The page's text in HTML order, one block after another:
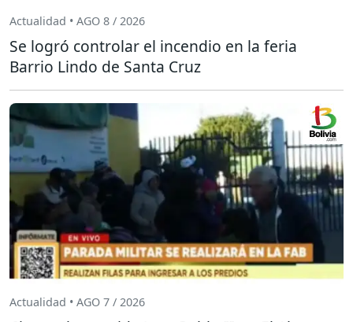
Actualidad • AGO 8 / 2026
Se logró controlar el incendio en la feria
Barrio Lindo de Santa Cruz
Actualidad • AGO 7 / 2026